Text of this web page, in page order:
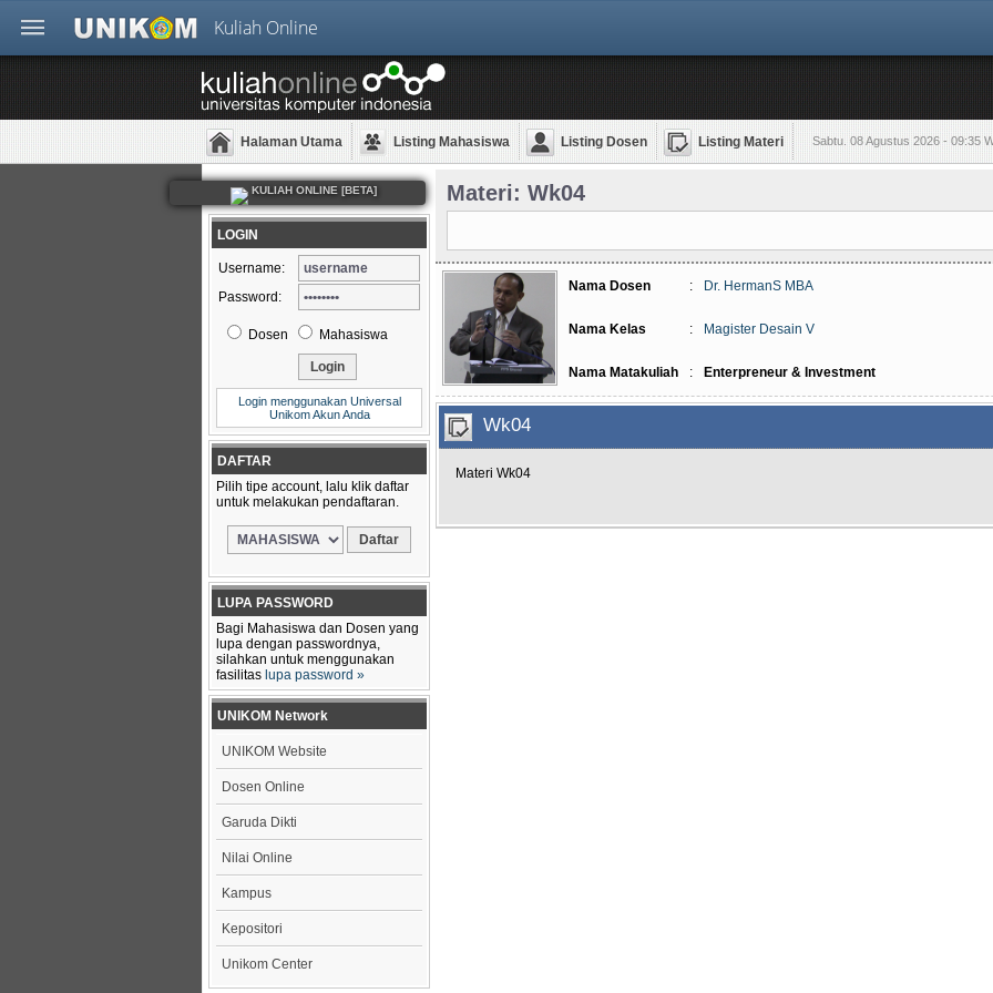
Kuliah Online
Halaman Utama Listing Mahasiswa Listing Dosen Listing Materi Sabtu. 08 Agustus 2026 - 09:35
KULIAH ONLINE [BETA]
LOGIN
Username:
Password:
Dosen Mahasiswa
Login menggunakan Universal
Unikom Akun Anda
DAFTAR
Pilih tipe account, lalu klik daftar
untuk melakukan pendaftaran.
LUPA PASSWORD
Bagi Mahasiswa dan Dosen yang
lupa dengan passwordnya,
silahkan untuk menggunakan
fasilitas lupa password »
UNIKOM Network
UNIKOM Website
Dosen Online
Garuda Dikti
Nilai Online
Kampus
Kepositori
Unikom Center
Materi: Wk04
Nama Dosen : Dr. HermanS MBA
Nama Kelas : Magister Desain V
Nama Matakuliah : Enterpreneur & Investment
Wk04
Materi Wk04